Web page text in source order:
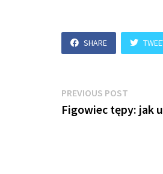
SHARE
Nawigacja
wpisu
PREVIOUS POST
post:
Figowiec tępy: jak